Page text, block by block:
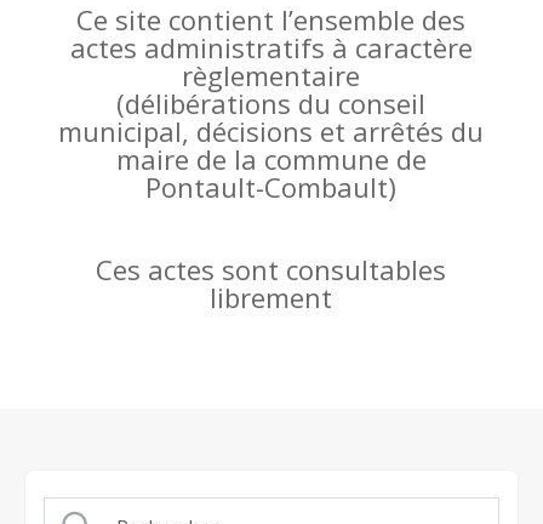
Ce site contient l’ensemble des
actes administratifs à caractère
règlementaire
(délibérations du conseil
municipal, décisions et arrêtés du
maire de la commune de
Pontault-Combault)
Ces actes sont consultables
librement